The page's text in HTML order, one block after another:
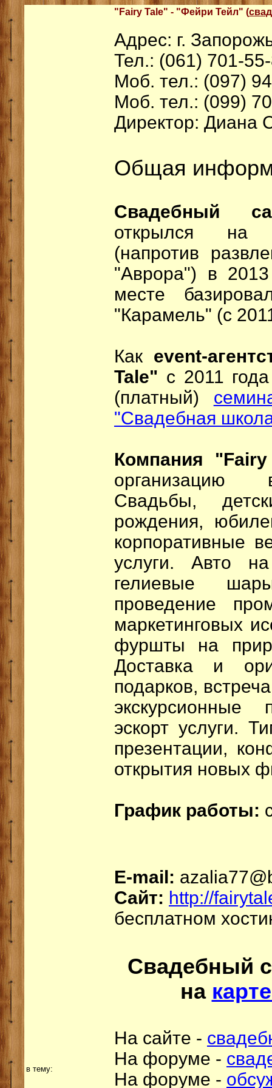
"Fairy Tale" - "Фейри Тейл" (
Адрес: г.
Тел.: (061) 701-
Моб. тел.: (097)
Моб. тел.: (099)
Директор: Диана
Общая
Свадебный
открылся на
(напротив
"Аврора") в
месте
"Карамель" (с
Как event-
Tale" с 2011
(платный)
"Свадебная
Компания
организацию
Свадьбы,
рождения,
корпоративные
услуги. Авто
гелиевые
проведение
маркетинговых
фуршты на
Доставка и
подарков,
экскурсионные
эскорт услуги.
презентации,
открытия новых
График работы:
E-mail:
Сайт: http://
бесплатном
Свадебный
на
в тему:
На сайте -
На форуме -
На форуме -